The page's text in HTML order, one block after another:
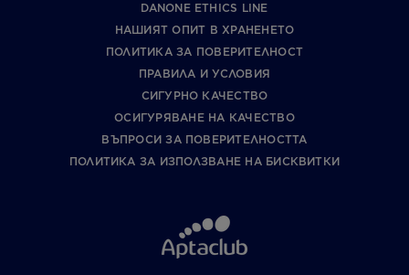
DANONE ETHICS LINE
НАШИЯТ ОПИТ В ХРАНЕНЕТО
ПОЛИТИКА ЗА ПОВЕРИТЕЛНОСТ
ПРАВИЛА И УСЛОВИЯ
СИГУРНО КАЧЕСТВО
ОСИГУРЯВАНЕ НА КАЧЕСТВО
ВЪПРОСИ ЗА ПОВЕРИТЕЛНОСТТА
ПОЛИТИКА ЗА ИЗПОЛЗВАНЕ НА БИСКВИТКИ